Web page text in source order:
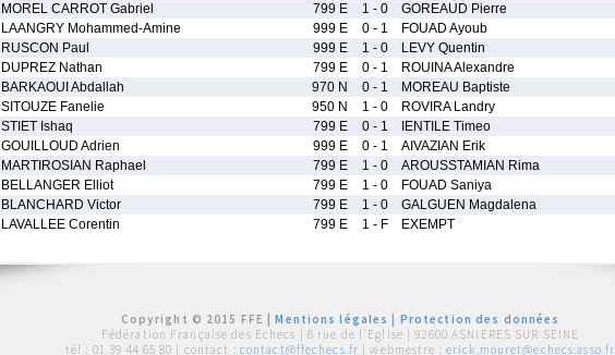
MOREL CARROT Gabriel 799 E 1 - 0 GOREAUD Pierre
LAANGRY Mohammed-Amine 999 E 0 - 1 FOUAD Ayoub
RUSCON Paul 999 E 1 - 0 LEVY Quentin
DUPREZ Nathan 799 E 0 - 1 ROUINA Alexandre
BARKAOUI Abdallah 970 N 0 - 1 MOREAU Baptiste
SITOUZE Fanelie 950 N 1 - 0 ROVIRA Landry
STIET Ishaq 799 E 0 - 1 IENTILE Timeo
GOUILLOUD Adrien 999 E 0 - 1 AIVAZIAN Erik
MARTIROSIAN Raphael 799 E 1 - 0 AROUSSTAMIAN Rima
BELLANGER Elliot 799 E 1 - 0 FOUAD Saniya
BLANCHARD Victor 799 E 1 - 0 GALGUEN Magdalena
LAVALLEE Corentin 799 E 1 - F EXEMPT
Copyright © 2015 FFE |Mentions légales
Protection des données
Fédération Française des Echecs | 6 rue de l'Eglise | 92600 ASNIERES SUR SEINE
tél : 01 39 44 65 80 | contact : contact@ffechecs.fr | webmestre : erick.mouret@echecs.asso.fr